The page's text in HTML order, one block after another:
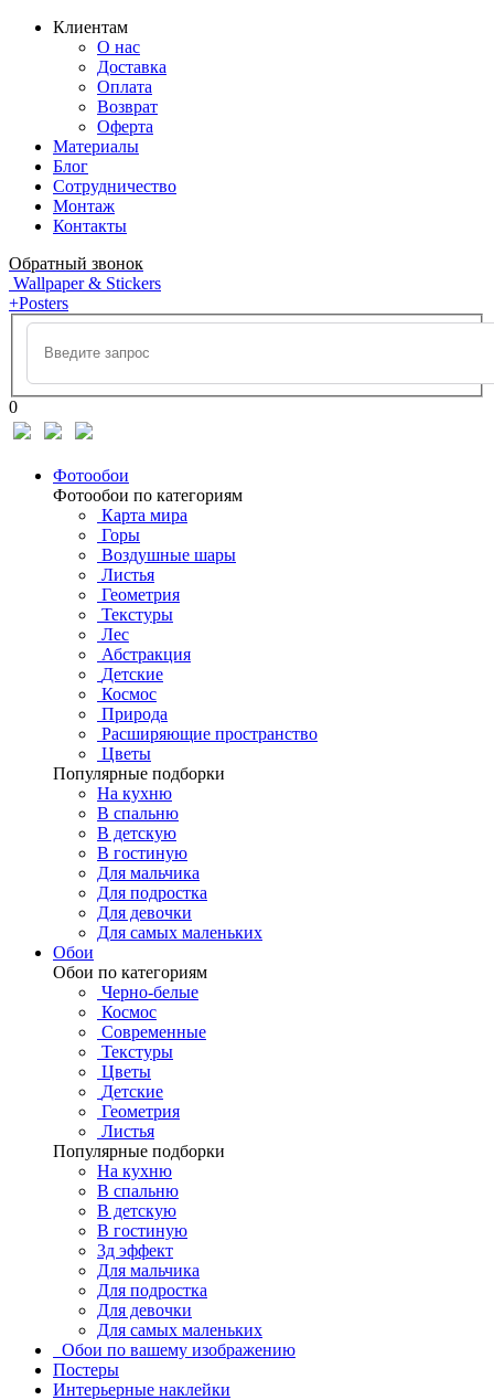
Клиентам
О нас
Доставка
Оплата
Возврат
Оферта
Материалы
Блог
Сотрудничество
Монтаж
Контакты
Обратный звонок
Wallpaper & Stickers
+Posters
0
Фотообои
Фотообои по категориям
Карта мира
Горы
Воздушные шары
Листья
Геометрия
Текстуры
Лес
Абстракция
Детские
Космос
Природа
Расширяющие пространство
Цветы
Популярные подборки
На кухню
В спальню
В детскую
В гостиную
Для мальчика
Для подростка
Для девочки
Для самых маленьких
Обои
Обои по категориям
Черно-белые
Космос
Современные
Текстуры
Цветы
Детские
Геометрия
Листья
Популярные подборки
На кухню
В спальню
В детскую
В гостиную
3д эффект
Для мальчика
Для подростка
Для девочки
Для самых маленьких
Обои по вашему изображению
Постеры
Интерьерные наклейки